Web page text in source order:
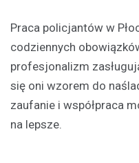
Praca policjantów w
codziennych
profesjonalizm
się oni wzorem do
zaufanie i współpraca
na lepsze.